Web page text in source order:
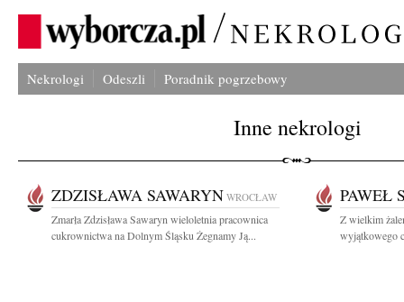
Nekrologi Odeszli Poradnik pogrzebowy
Inne nekrologi
ZDZISŁAWA SAWARYN WROCŁAW
Zmarła Zdzisława Sawaryn wieloletnia pracownica
cukrownictwa na Dolnym Śląsku Żegnamy Ją...
PAWEŁ
Z wielkim
wyjątkowego